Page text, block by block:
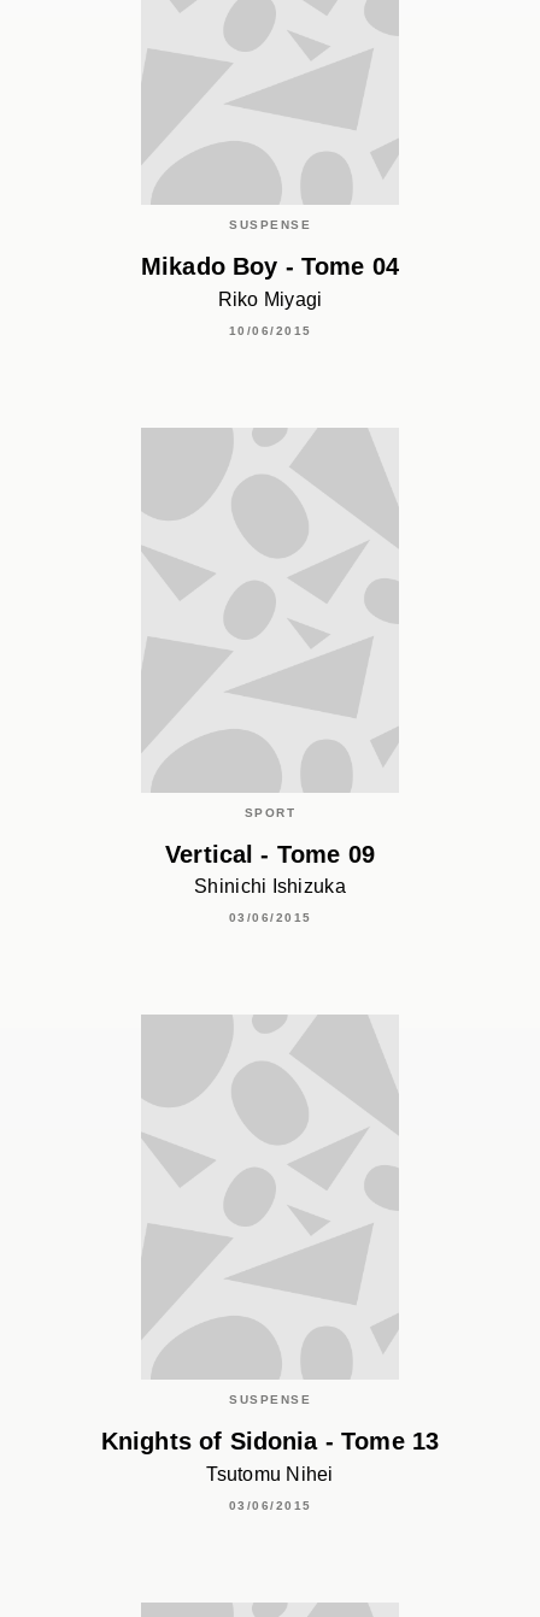
SUSPENSE
Mikado Boy - Tome 04
Riko Miyagi
10/06/2015
SPORT
Vertical - Tome 09
Shinichi Ishizuka
03/06/2015
SUSPENSE
Knights of Sidonia - Tome 13
Tsutomu Nihei
03/06/2015